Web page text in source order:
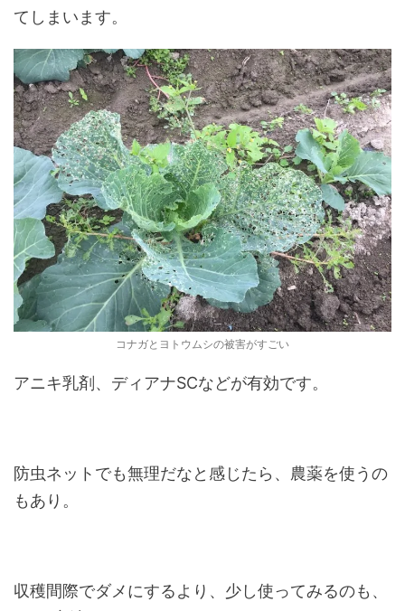
てしまいます。
コナガとヨトウムシの被害がすごい
アニキ乳剤、ディアナSCなどが有効です。
防虫ネットでも無理だなと感じたら、農薬を使うの
もあり。
収穫間際でダメにするより、少し使ってみるのも、